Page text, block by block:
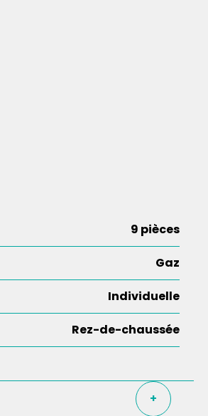
9 pièces
Gaz
Individuelle
Rez-de-chaussée
+